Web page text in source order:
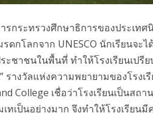
รกระทรวงศึกษาธิการของประเท
ดกโลกจาก UNESCO นักเรียนจ
ะชาชนในพื้นที่ ทำให้โรงเรียนเป
รางวัลแห่งความพยายามของโร
College เชื่อว่าโรงเรียนเป็นส
ทเป็นอย่างมาก จึงทำให้โรงเรีย